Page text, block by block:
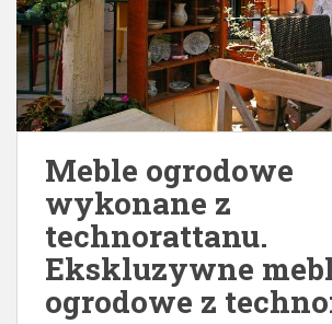
Meble ogrodowe
wykonane z
technorattanu.
Ekskluzywne
ogrodowe z